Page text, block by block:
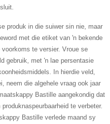
produk in die suiwer sin nie, maar
met die etiket van 'n bekende
te versier. Vroue se
gebruik, met 'n lae persentasie
In hierdie veld,
neem die algehele vraag ook jaar
Bastille aangekondig dat
te verbeter.
Bastille verlede maand sy